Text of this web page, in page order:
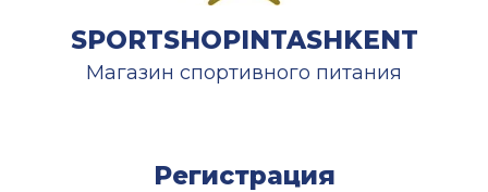
SPORTSHOPINTASHKENT
Магазин спортивного питания
Регистрация